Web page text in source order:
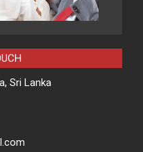
Sri Lanka